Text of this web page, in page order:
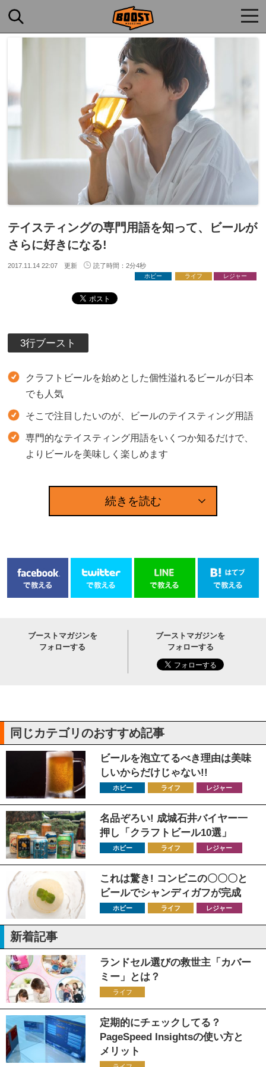
テイスティングの専門用語を知って、ビールが
さらに好きになる!
2017.11.14 22:07 更新 読了時間：2分4秒
ホビー ライフ レジャー
3行ブースト
クラフトビールを始めとした個性溢れるビールが日本
でも人気
そこで注目したいのが、ビールのテイスティング用語
専門的なテイスティング用語をいくつか知るだけで、
よりビールを美味しく楽しめます
続きを読む
ブーストマガジンを
フォローする
ブーストマガジンを
フォローする
同じカテゴリのおすすめ記事
ビールを泡立てるべき理由は美味
しいからだけじゃない!!
ホビー ライフ レジャー
名品ぞろい! 成城石井バイヤー一
押し「クラフトビール10選」
ホビー ライフ レジャー
これは驚き! コンビニの〇〇〇と
ビールでシャンディガフが完成
ホビー ライフ レジャー
新着記事
ランドセル選びの救世主「カバー
ミー」とは？
ライフ
定期的にチェックしてる？
PageSpeed Insightsの使い方と
メリット